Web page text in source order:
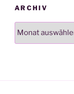
ARCHIV
Archiv